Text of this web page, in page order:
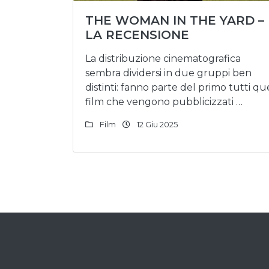
THE WOMAN IN THE YARD –
LA RECENSIONE
La distribuzione cinematografica
sembra dividersi in due gruppi ben
distinti: fanno parte del primo tutti
film che vengono pubblicizzati …
Film 12 Giu 2025